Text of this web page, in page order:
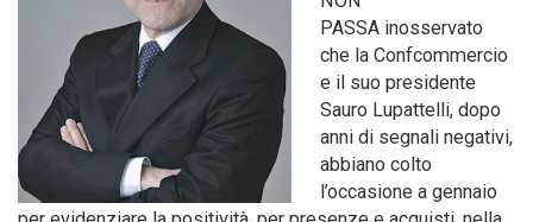
PASSA inosservato
che la Confcommercio
e il suo presidente
Sauro Lupattelli, dopo
anni di segnali negativi,
abbiano colto
l’occasione a gennaio